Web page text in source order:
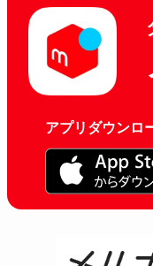
アプリダウンロ